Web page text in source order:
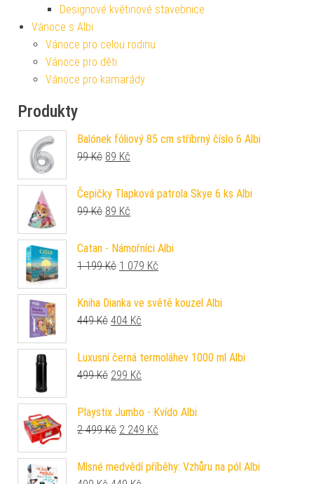
Designové květinové stavebnice
Vánoce s Albi
Vánoce pro celou rodinu
Vánoce pro děti
Vánoce pro kamarády
Produkty
Balónek fóliový 85 cm stříbrný číslo 6 Albi
99Kč Původní cena byla: 99 Kč.
89 Kč
Čepičky Tlapková patrola Skye 6 ks Albi
99Kč Původní cena byla: 99 Kč.
89 Kč
Catan - Námořníci Albi
1 199Kč Původní cena byla: 1 199 Kč.
1 079 Kč
Kniha Dianka ve světě kouzel Albi
449Kč Původní cena byla: 449 Kč.
404 Kč
Luxusní černá termoláhev 1000 ml Albi
499Kč Původní cena byla: 499 Kč.
299 Kč
Playstix Jumbo - Kvído Albi
2 499Kč Původní cena byla: 2 499 Kč.
2 249 Kč
Mlsné medvědí příběhy: Vzhůru na pól Albi